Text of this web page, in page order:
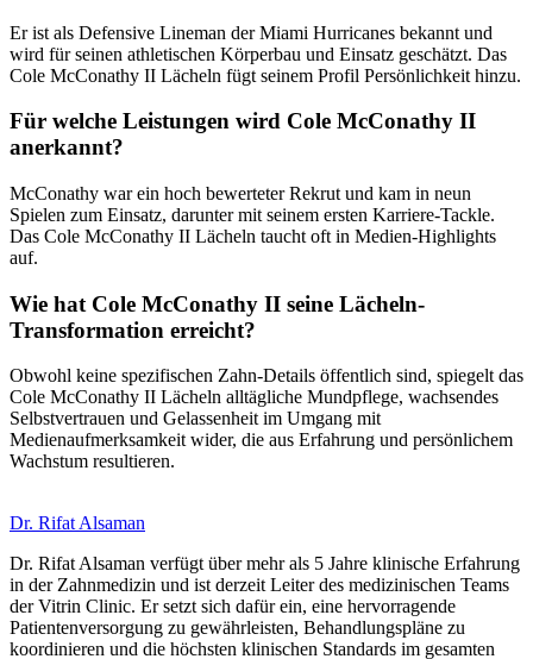
Er ist als Defensive Lineman der Miami Hurricanes bekannt und
wird für seinen athletischen Körperbau und Einsatz geschätzt. Das
Cole McConathy II Lächeln fügt seinem Profil Persönlichkeit hinzu.
Für welche Leistungen wird Cole McConathy II
anerkannt?
McConathy war ein hoch bewerteter Rekrut und kam in neun
Spielen zum Einsatz, darunter mit seinem ersten Karriere-Tackle.
Das Cole McConathy II Lächeln taucht oft in Medien-Highlights
auf.
Wie hat Cole McConathy II seine Lächeln-
Transformation erreicht?
Obwohl keine spezifischen Zahn-Details öffentlich sind, spiegelt das
Cole McConathy II Lächeln alltägliche Mundpflege, wachsendes
Selbstvertrauen und Gelassenheit im Umgang mit
Medienaufmerksamkeit wider, die aus Erfahrung und persönlichem
Wachstum resultieren.
Dr. Rifat Alsaman
Dr. Rifat Alsaman verfügt über mehr als 5 Jahre klinische Erfahrung
in der Zahnmedizin und ist derzeit Leiter des medizinischen Teams
der Vitrin Clinic. Er setzt sich dafür ein, eine hervorragende
Patientenversorgung zu gewährleisten, Behandlungspläne zu
koordinieren und die höchsten klinischen Standards im gesamten